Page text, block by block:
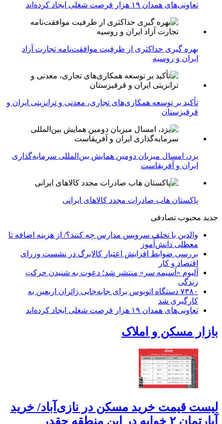
تعاونی‌های همدان ۱۹ هزار فرصت شغلی ایجاد کرده‌اند
بهره گیری حداکثری از ظرفیت موافقت‌نامه تجارت آزاد
ایران و روسیه
تأکید بر توسعه همکاری‌های تجاری، معدنی و ترانزیتی ایران و
قرقیزستان
یزد، امسال میزبان دومین همایش بین‌المللی سرمایه‌گذاری
ایران و آفریقاست
پاکستان هاب صادرات مجدد کالاهای ایرانی
جدید محبوب تصادفی
والدین با تخلف سرویس مدارس چه کنند؟/ از هزینه اضافه تا
معطلی دانش‌آموز
بررسی ضوابط افزایش اعتبار کالابرگ در نشست وزرای
اقتصاد و کار
آلبوم «آسیمه سر» منتشر شد؛ دعوت به شنیدن حرکتِ
زندگی
۷۳۸۰ دستگاه اتوبوس برای جابه‌جایی زائران اربعین به‌
کارگیری شد
تعاونی‌های همدان ۱۹ هزار فرصت شغلی ایجاد کرده‌اند
بازار مسکن و املاک
لیست قیمت خرید مسکن در نازی‌آباد/ خرید
آپارتمان ۲ خوابه در این منطقه چقدر